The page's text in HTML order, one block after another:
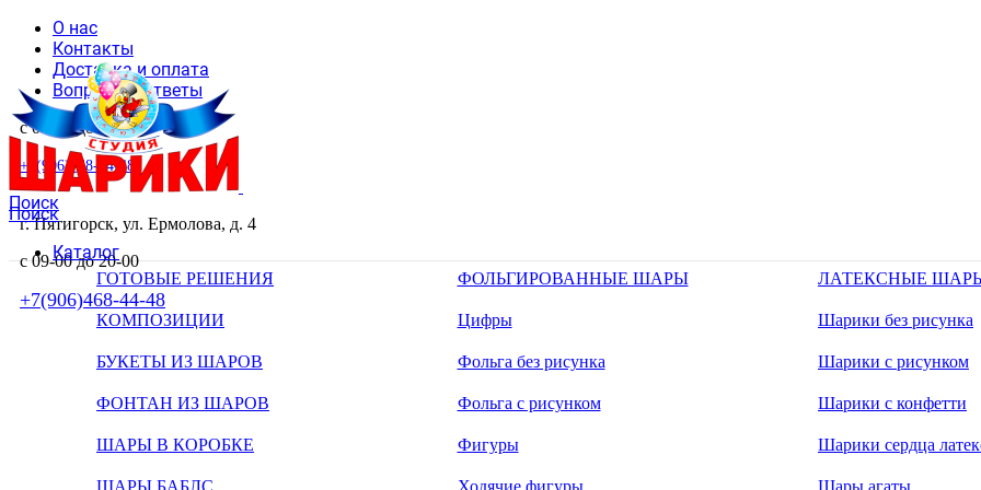
О нас
Контакты
Доставка и оплата
Вопросы и ответы
с 09-00 до 20-00
+7(906)468-44-48
Поиск
г. Пятигорск, ул. Ермолова, д. 4
с 09-00 до 20-00
+7(906)468-44-48
Поиск
Каталог
ГОТОВЫЕ РЕШЕНИЯ
КОМПОЗИЦИИ
БУКЕТЫ ИЗ ШАРОВ
ФОНТАН ИЗ ШАРОВ
ШАРЫ В КОРОБКЕ
ШАРЫ БАБЛС
ФОЛЬГИРОВАННЫЕ ШАРЫ
Цифры
Фольга без рисунка
Фольга с рисунком
Фигуры
Ходячие фигуры
ЛАТЕКСНЫЕ
Шарики без рисунка
Шарики с рисунком
Шарики с конфетти
Шарики сердца
Шары агаты